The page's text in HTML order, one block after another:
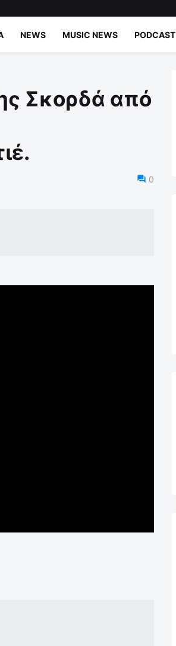
NEWS MUSIC NEWS PODCAST
Σκορδά από
0